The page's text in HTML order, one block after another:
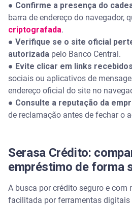
● Confirme a presença do
barra de endereço do navegador,
criptografada.
● Verifique se o site oficial
autorizada pelo Banco Central.
● Evite clicar em links recebidos
sociais ou aplicativos de
endereço oficial do site no
● Consulte a reputação da
de reclamação antes de fechar o
Serasa Crédito:
empréstimo de forma
A busca por crédito seguro e com
facilitada por ferramentas digitais